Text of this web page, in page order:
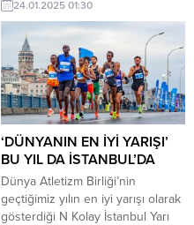
Pendik’te düzenlenen cenaze
töreniyle sonsuzluğa uğurlandı.
Yangında hayatını kaybeden Akişli
ailesi için Pendik Seyit Seyfi
Cemevi’nde cenaze töreni
düzenlendi. Törende aile
yakınlarının yanı sıra, Pendik
Kaymakamı Mehmet Yıldız, CHP
İstanbul İl...
24.01.2025 01:30
‘DÜNYANIN EN İYİ YARIŞI’
BU YIL DA İSTANBUL’DA
Dünya Atletizm Birliği’nin
geçtiğimiz yılın en iyi yarışı olarak
gösterdiği N Kolay İstanbul Yarı